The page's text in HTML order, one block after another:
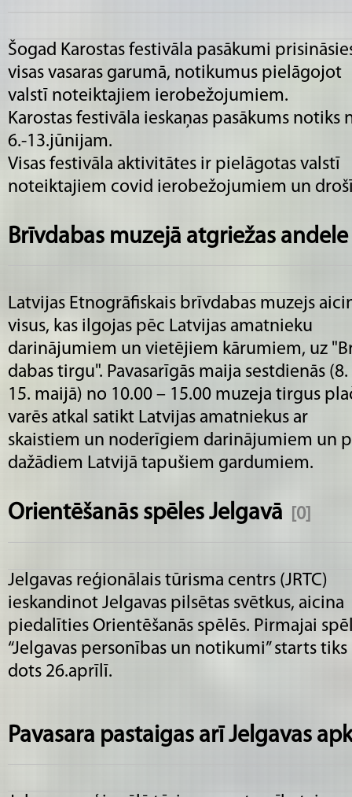
Šogad Karostas festivāla pasākumi
visas vasaras garumā, notikumus pielāgojot
valstī noteiktajiem ierobežojumiem.
Karostas festivāla ieskaņas pasākums notiks
6.-13.jūnijam.
Visas festivāla aktivitātes ir pielāgotas valstī
noteiktajiem covid ierobežojumiem un
Brīvdabas muzejā atgriežas andele
Latvijas Etnogrāfiskais brīvdabas muzejs
visus, kas ilgojas pēc Latvijas amatnieku
darinājumiem un vietējiem kārumiem, uz
dabas tirgu". Pavasarīgās maija sestdienās
15. maijā) no 10.00 – 15.00 muzeja tirgus
varēs atkal satikt Latvijas amatniekus ar
skaistiem un noderīgiem darinājumiem un
dažādiem Latvijā tapušiem gardumiem.
Orientēšanās spēles Jelgavā [0]
Jelgavas reģionālais tūrisma centrs (JRTC)
ieskandinot Jelgavas pilsētas svētkus, aicina
piedalīties Orientēšanās spēlēs. Pirmajai
“Jelgavas personības un notikumi” starts tiks
dots 26.aprīlī.
Pavasara pastaigas arī Jelgavas